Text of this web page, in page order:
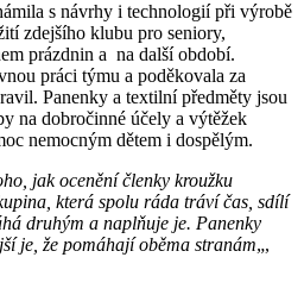
s návrhy i technologií při výrobě
zdejšího klubu pro seniory,
prázdnin a na další období.
práci týmu a poděkovala za
Panenky a textilní předměty jsou
na dobročinné účely a výtěžek
nemocným dětem i dospělým.
jak ocenění členky kroužku
která spolu ráda tráví čas, sdílí
druhým a naplňuje je. Panenky
je, že pomáhají oběma stranám„,